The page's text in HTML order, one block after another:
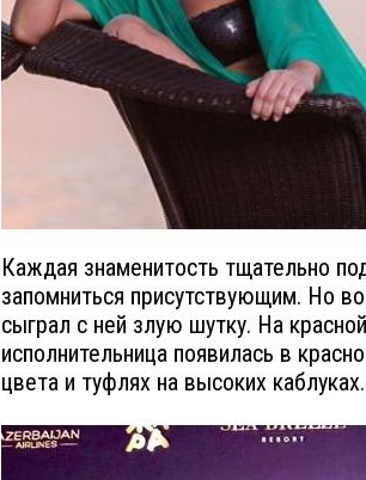
Каждая знаменитость тщательно
запомниться присутствующим. Но
сыграл с ней злую шутку. На
исполнительница появилась в
цвета и туфлях на высоких каблуках.